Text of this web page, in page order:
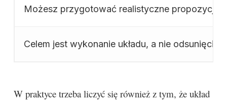
Możesz przygotować realistyczne propozycje
Celem jest wykonanie układu, a nie odsunięcie
W praktyce trzeba liczyć się również z tym, że układ